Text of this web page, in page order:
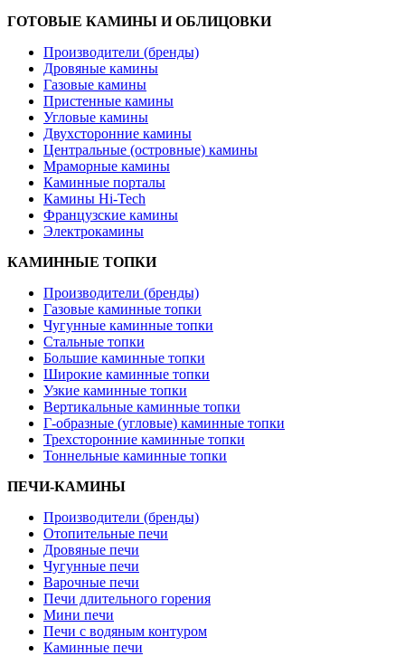
ГОТОВЫЕ КАМИНЫ И ОБЛИЦОВКИ
Производители (бренды)
Дровяные камины
Газовые камины
Пристенные камины
Угловые камины
Двухсторонние камины
Центральные (островные) камины
Мраморные камины
Каминные порталы
Камины Hi-Tech
Французские камины
Электрокамины
КАМИННЫЕ ТОПКИ
Производители (бренды)
Газовые каминные топки
Чугунные каминные топки
Стальные топки
Большие каминные топки
Широкие каминные топки
Узкие каминные топки
Вертикальные каминные топки
Г-образные (угловые) каминные топки
Трехсторонние каминные топки
Тоннельные каминные топки
ПЕЧИ-КАМИНЫ
Производители (бренды)
Отопительные печи
Дровяные печи
Чугунные печи
Варочные печи
Печи длительного горения
Мини печи
Печи с водяным контуром
Каминные печи